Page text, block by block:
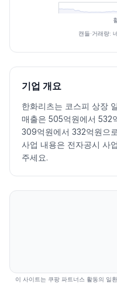
최근 구간 일별
고가 저가
2026.07.06
46504900
2026.07.07
48555010
2026.07.08
4950
2026.07.10
46604815 4660
2026.07.13
4740 4890 4635
2026.07.14
46704785 4615
2026.07.15
2026.07.28
48155030
캔들·거래량:
기업 개요
한화리츠는 코스피 상장
매출은 505억원에서 532
309억원에서 332억원으
사업 내용은 전자공시 사
주세요.
이 사이트는 쿠팡 파트너스 활동의 일